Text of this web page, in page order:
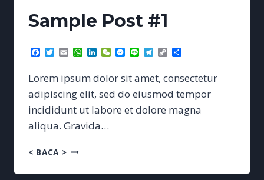
Sample Post #1
Facebook
TwitterEmailWhatsApp
LinkedIn
WeChatMessenger
Line Telegram
Copy
Lorem ipsum dolor sit amet, consectetur
adipiscing elit, sed do eiusmod tempor
incididunt ut labore et dolore magna
aliqua. Gravida…
< BACA > SAMPLE
#1